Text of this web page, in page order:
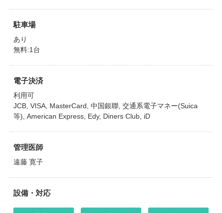
駐車場
あり
無料:1台
電子決済
利用可
JCB, VISA, MasterCard, 中国銀聯, 交通系電子マネー(Suica
等), American Express, Edy, Diners Club, iD
管理医師
遠藤 寛子
設備・対応